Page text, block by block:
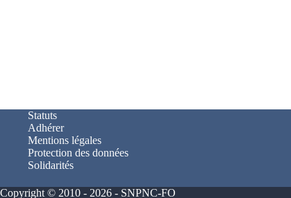
Statuts
Adhérer
Mentions légales
Protection des données
Solidarités
Copyright © 2010 - 2026 - SNPNC-FO